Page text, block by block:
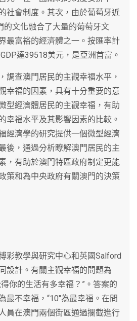
社會制度。其次，由於葡萄牙近
的文化融合了大量的葡萄牙文
最富裕的經濟體之一。按匯率計
達39518美元，是亞洲首富。
調查澳門居民的主觀幸福水平，
幸福的因素，具有十分重要的意
型經濟體居民的主觀幸福，有助
幸福水平及其影響因素的比較。
經濟學的研究提供一個微型經濟
後，通過分析瞭解澳門居民的主
，有助於澳門特區政府制定更能
策和為中央政府有關澳門的決策
彩教學與研究中心和英國Salford
設計。有關主觀幸福的問題為
你的生活有多幸福？”。答案的
最不幸福，“10″為最幸福。在問
員在澳門兩個街區通過攔截進行